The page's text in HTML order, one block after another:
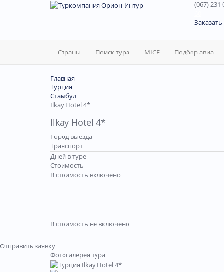
(067) 231
Страны Поиск тура MICE Подбор авиа
Главная
Турция
Стамбул
Ilkay Hotel 4*
Ilkay Hotel 4*
Город выезда
Транспорт
Дней в туре
Стоимость
В стоимость включено
В стоимость не включено
Отправить заявку
Фотогалерея тура